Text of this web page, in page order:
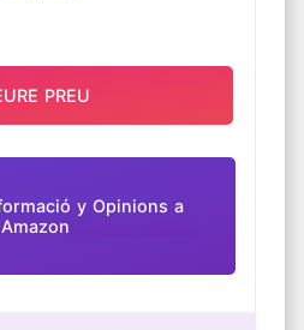
y Opinions a
Amazon
PREU